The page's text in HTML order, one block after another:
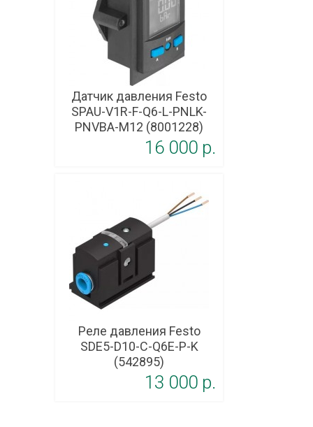
Датчик давления Festo
SPAU-V1R-F-Q6-L-PNLK-
PNVBA-M12 (8001228)
16 000 p.
Реле давления Festo
SDE5-D10-C-Q6E-P-K
(542895)
13 000 p.